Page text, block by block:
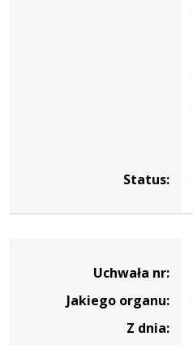
Status:
138/2020-
Uchwała nr:
Jakiego organu:
Z dnia: